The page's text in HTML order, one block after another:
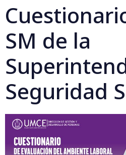
SM de la
Seguridad